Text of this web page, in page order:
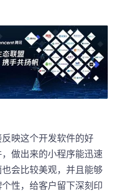
映这个开发软件的好
做出来的小程序能迅速
会比较美观，并且能够
性，给客户留下深刻印